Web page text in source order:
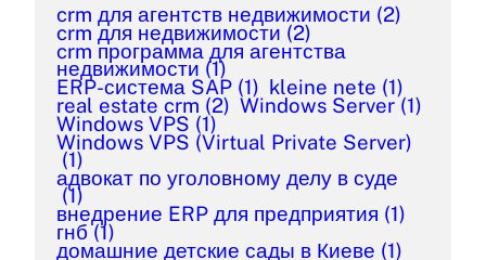
crm для агентств недвижимости (2)
crm для недвижимости (2)
crm программа для агентства
недвижимости (1)
ERP-система SAP (1) kleine nete (1)
real estate crm (2) Windows Server (1)
Windows VPS (1)
Windows VPS (Virtual Private Server)
(1)
адвокат по уголовному делу в суде
(1)
внедрение ERP для предприятия (1)
гнб (1)
домашние детские сады в Киеве (1)